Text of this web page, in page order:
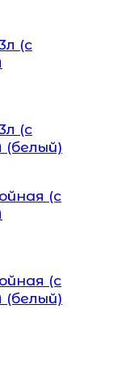
(с
(с
(белый)
(с
(с
(белый)